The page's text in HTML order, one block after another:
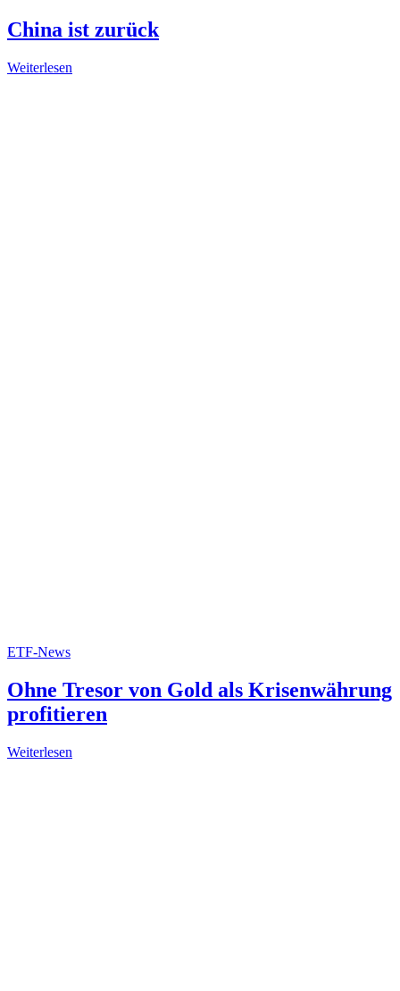
China ist zurück
Weiterlesen
ETF-News
Ohne Tresor von Gold als Krisenwährung
profitieren
Weiterlesen